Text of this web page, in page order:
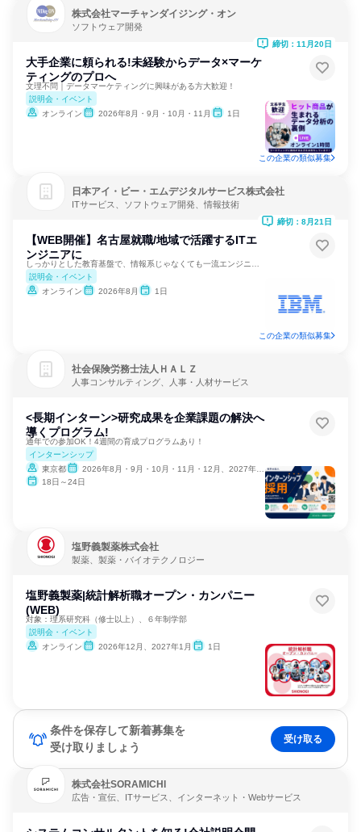
株式会社マーチャンダイジング・オン
ソフトウェア開発
大手企業に頼られる!未経験からデータ×マーケ
ティングのプロへ
文理不問｜データマーケティングに興味がある方大歓迎！
説明会・イベント
オンライン
2026年8月・9月・10月・11月 1日
締切：11月20日
この企業の類似募集
日本アイ・ビー・エムデジタルサービス株式会社
ITサービス、ソフトウェア開発、情報技術
【WEB開催】名古屋就職/地域で活躍するITエ
ンジニアに
説明会・イベント
オンライン
2026年8月 1日
締切：8月21日
この企業の類似募集
社会保険労務士法人ＨＡＬＺ
人事コンサルティング、人事・人材サービス
<長期インターン>研究成果を企業課題の解決へ
導くプログラム!
通年での参加OK！4週間の育成プログラムあり！
インターンシップ
東京都
2026年8月・9月・10月・11月・12月、2027年1月・2月・3月・4月
18日～24日
塩野義製薬株式会社
製薬、製薬・バイオテクノロジー
塩野義製薬|統計解析職オープン・カンパニー
(WEB)
対象：理系研究科（修士以上）、６年制学部
説明会・イベント
オンライン
2026年12月、2027年1月 1日
条件を保存して新着募集を
受け取りましょう
受け取る
株式会社SORAMICHI
広告・宣伝、ITサービス、インターネット・Webサービス